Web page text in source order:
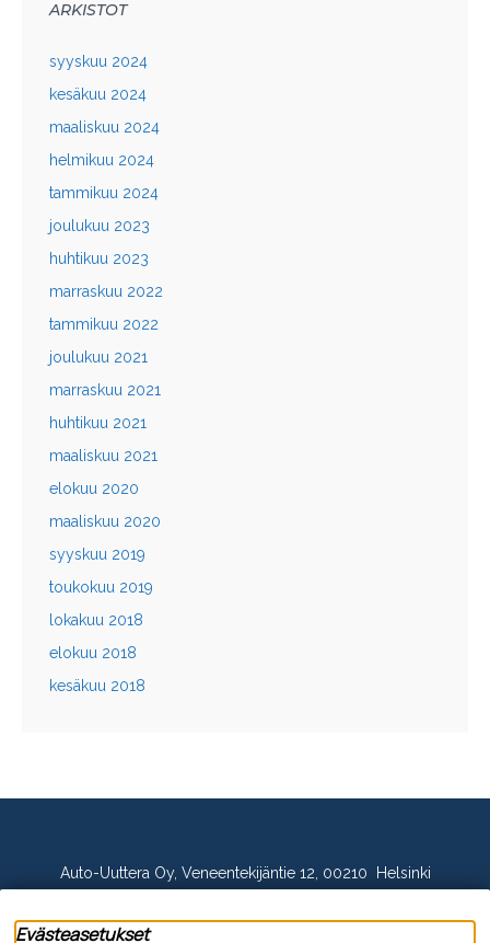
ARKISTOT
syyskuu 2024
kesäkuu 2024
maaliskuu 2024
helmikuu 2024
tammikuu 2024
joulukuu 2023
huhtikuu 2023
marraskuu 2022
tammikuu 2022
joulukuu 2021
marraskuu 2021
huhtikuu 2021
maaliskuu 2021
elokuu 2020
maaliskuu 2020
syyskuu 2019
toukokuu 2019
lokakuu 2018
elokuu 2018
kesäkuu 2018
Auto-Uuttera Oy, Veneentekijäntie 12, 00210 Helsinki
p. 020 144 2280, asiakaspalvelu@auto-uuttera.fi
Evästeasetukset